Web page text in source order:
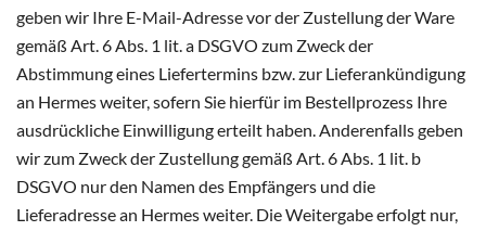
geben wir Ihre E-Mail-Adresse vor der Zustellung der Ware
gemäß Art. 6 Abs. 1 lit. a DSGVO zum Zweck der
Abstimmung eines Liefertermins bzw. zur Lieferankündigung
an Hermes weiter, sofern Sie hierfür im Bestellprozess Ihre
ausdrückliche Einwilligung erteilt haben. Anderenfalls geben
wir zum Zweck der Zustellung gemäß Art. 6 Abs. 1 lit. b
DSGVO nur den Namen des Empfängers und die
Lieferadresse an Hermes weiter. Die Weitergabe erfolgt nur,